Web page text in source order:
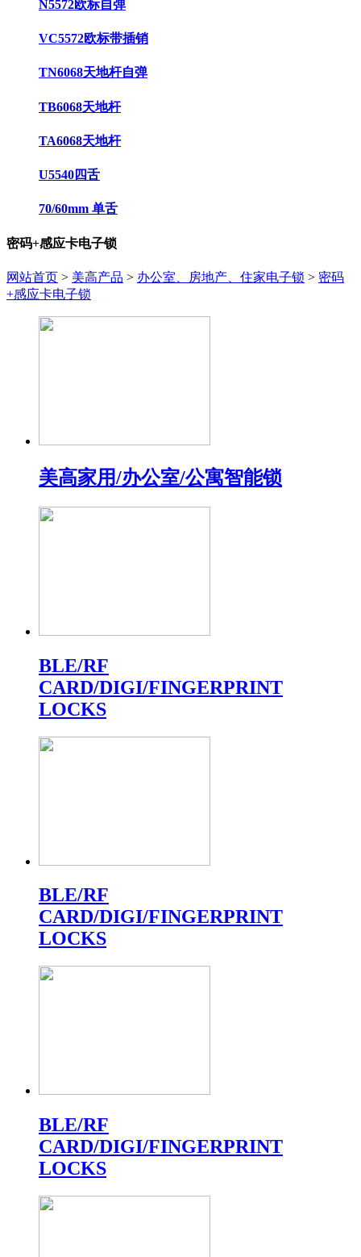
N5572欧标自弹
VC5572欧标带插销
TN6068天地杆自弹
TB6068天地杆
TA6068天地杆
U5540四舌
70/60mm 单舌
密码+感应卡电子锁
网站首页 > 美高产品 > 办公室、房地产、住家电子锁 > 密码
+感应卡电子锁
美高家用/办公室/公寓智能锁
BLE/RF
CARD/DIGI/FINGERPRINT
LOCKS
BLE/RF
CARD/DIGI/FINGERPRINT
LOCKS
BLE/RF
CARD/DIGI/FINGERPRINT
LOCKS